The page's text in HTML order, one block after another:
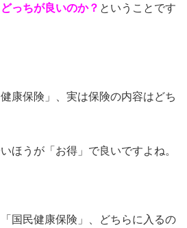
っちが良いのか？ ということです
康保険」、実は保険の内容はどち
ほうが「お得」で良いですよね。
国民健康保険」、どちらに入るの